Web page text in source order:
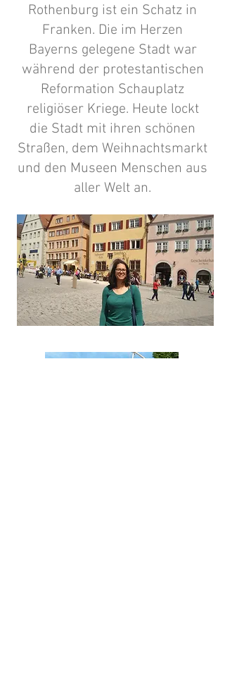
Rothenburg ist ein Schatz in
Franken. Die im Herzen
Bayerns gelegene Stadt war
während der protestantischen
Reformation Schauplatz
religiöser Kriege. Heute lockt
die Stadt mit ihren schönen
Straßen, dem Weihnachtsmarkt
und den Museen Menschen aus
aller Welt an.